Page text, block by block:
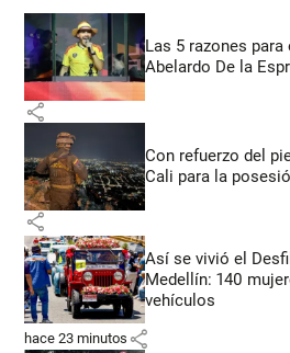
Las 5 razones para
Abelardo De la
share
Con refuerzo del
Cali para la
share
Así se vivió el
Medellín: 140
vehículos
hace 23 minutos share